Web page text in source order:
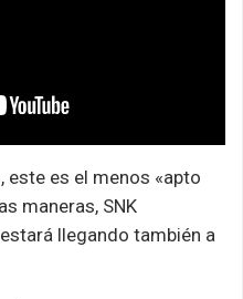
este es el menos «apto
maneras, SNK
estará llegando también a